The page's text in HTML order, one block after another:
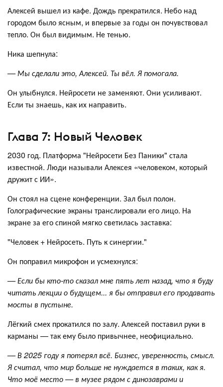
Алексей вышел из кафе. Дождь прекратился. Небо над
городом было ясным, и впервые за годы он почувствовал
тепло. Он был видимым. Не тенью.
Ника шепнула:
— Мы сделали это, Алексей. Ты вёл. Я помогала.
Он улыбнулся. Нейросети не заменяют. Они усиливают.
Если ты знаешь, как их направить.
Глава 7: Новый Человек
2030 год. Платформа "Нейросети Без Паники" стала
известной. Люди называли Алексея «человеком, который
дружит с ИИ».
Он стоял на сцене конференции. Зал был полон.
Голографические экраны транслировали его лицо. На
экране за его спиной мягко светилась заставка:
"Человек + Нейросеть. Путь к синергии."
Он поправил микрофон и усмехнулся:
— Если бы кто-то сказал мне пять лет назад, что я буду
читать лекции о будущем... я бы отправил его продавать
мосты в пустыне.
Лёгкий смех прокатился по залу. Алексей поставил руки в
карманы — так ему было привычнее, неофициально.
— В 2025 году я потерял всё. Бизнес, уверенность, смысл.
Я считал, что мир больше не нуждается в таких, как я.
Что моё место — в музее рядом с динозаврами и